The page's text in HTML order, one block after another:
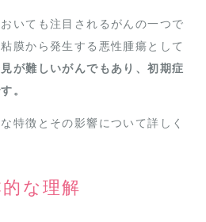
いても注目されるがんの一つで
膜から発生する悪性腫瘍として
が難しいがんでもあり、初期症
。
特徴とその影響について詳しく
な理解